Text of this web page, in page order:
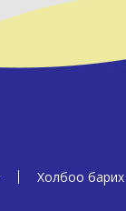
Холбоо барих